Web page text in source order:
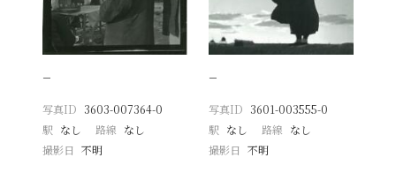
−
写真ID 3603-007364-0
駅 なし 路線 なし
撮影日
不明
−
写真ID 3601-003555-0
駅 なし 路線 なし
撮影日 不明